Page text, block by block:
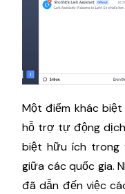
Một điểm khác
hỗ trợ tự động
biệt hữu ích trong
giữa các quốc gia.
đã dẫn đến việc